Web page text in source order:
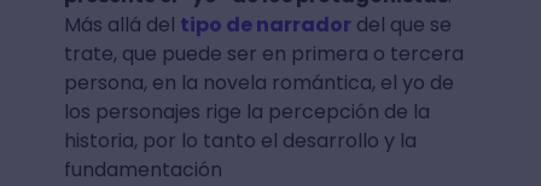
Más allá del tipo de narrador del que se
trate, que puede ser en primera o tercera
persona, en la novela romántica, el yo de
los personajes rige la percepción de la
historia, por lo tanto el desarrollo y la
fundamentación